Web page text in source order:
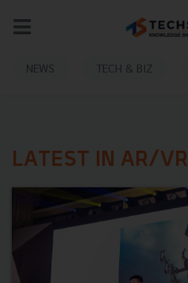
NEWS TECH & BIZ
LATEST IN AR/VR